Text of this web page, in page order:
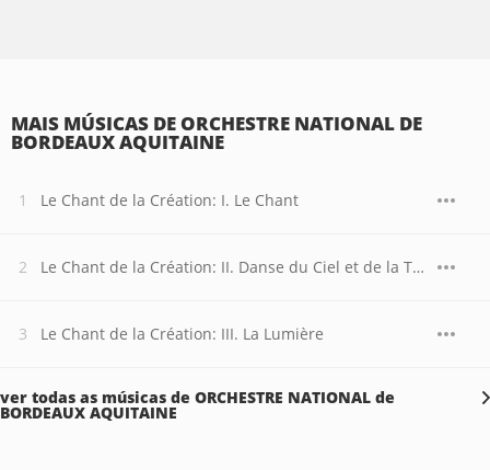
MAIS MÚSICAS DE ORCHESTRE NATIONAL DE
BORDEAUX AQUITAINE
Le Chant de la Création: I. Le Chant
Le Chant de la Création: II. Danse du Ciel et de la Terre
Le Chant de la Création: III. La Lumière
ver todas as músicas de ORCHESTRE NATIONAL de
BORDEAUX AQUITAINE